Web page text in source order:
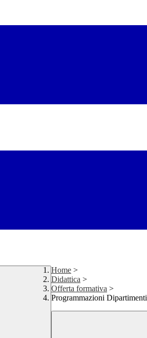
Home >
Didattica >
Offerta formativa >
Programmazioni Dipartimenti